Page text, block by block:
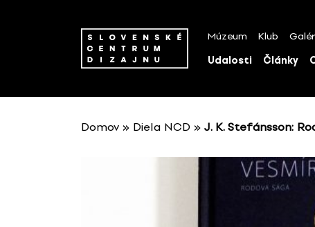
Múzeum Klub
Udalosti Články
Domov » Diela NCD » J. K. Stefánsson: